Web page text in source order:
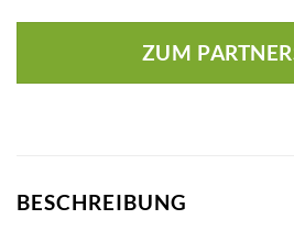
ZUM
BESCHREIBUNG